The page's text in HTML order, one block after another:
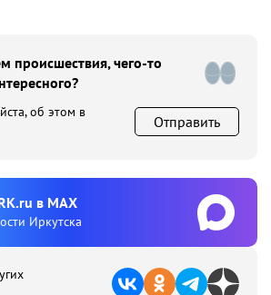
происшествия, чего-то
об этом в
Отправить
в MAX
Иркутска